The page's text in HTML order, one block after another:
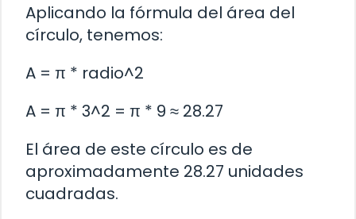
Aplicando la fórmula del área del
círculo, tenemos:
A = π * radio^2
A = π * 3^2 = π * 9 ≈ 28.27
El área de este círculo es de
aproximadamente 28.27 unidades
cuadradas.